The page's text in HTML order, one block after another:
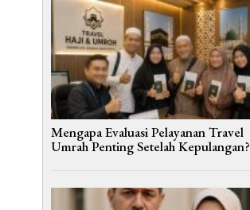
Mengapa Evaluasi Pelayanan Travel
Umrah Penting Setelah Kepulangan?